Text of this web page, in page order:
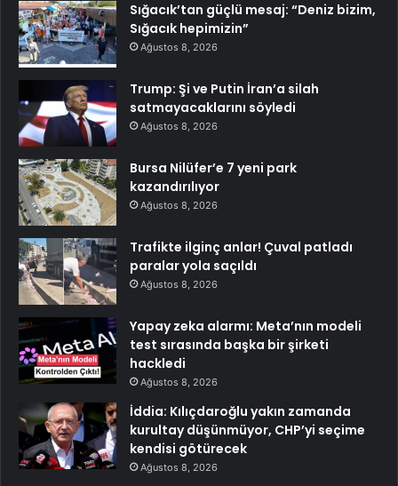
Sığacık’tan güçlü mesaj: “Deniz bizim,
Sığacık hepimizin”
Ağustos 8, 2026
Trump: Şi ve Putin İran’a silah
satmayacaklarını söyledi
Ağustos 8, 2026
Bursa Nilüfer’e 7 yeni park
kazandırılıyor
Ağustos 8, 2026
Trafikte ilginç anlar! Çuval patladı
paralar yola saçıldı
Ağustos 8, 2026
Yapay zeka alarmı: Meta’nın modeli
test sırasında başka bir şirketi
hackledi
Ağustos 8, 2026
İddia: Kılıçdaroğlu yakın zamanda
kurultay düşünmüyor, CHP’yi seçime
kendisi götürecek
Ağustos 8, 2026